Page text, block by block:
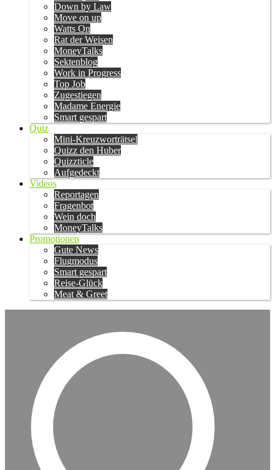
Down by Law
Move on up
Watts On
Rat der Weisen
MoneyTalks
Sektenblog
Work in Progress
Top Job
Zugestiegen
Madame Energie
Smart gespart
Quiz
Mini-Kreuzworträtsel
Quizz den Huber
Quizzticle
Aufgedeckt
Videos
Reportagen
Fragenbot
Wein doch
MoneyTalks
Promotionen
Gute News
Flugmodus
Smart gespart
Reise-Glück
Meat & Greet